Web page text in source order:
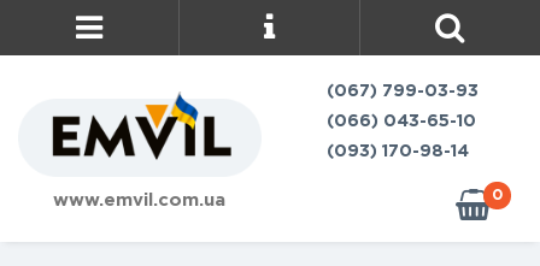
www.emvil.com.ua
(067) 799-03-93
(066) 043-65-10
(093) 170-98-14
0